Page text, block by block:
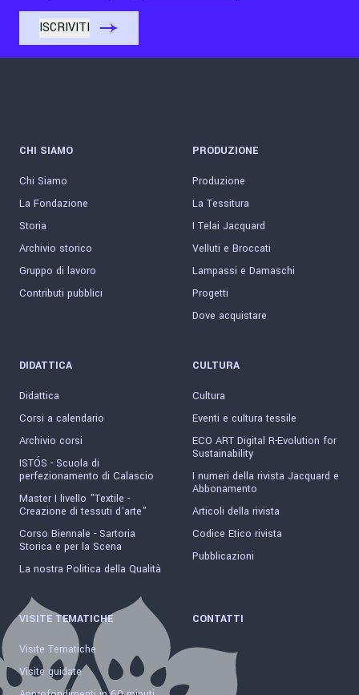
CHI SIAMO
Chi Siamo
La Fondazione
Storia
Archivio storico
Gruppo di lavoro
Contributi pubblici
PRODUZIONE
Produzione
La Tessitura
I Telai Jacquard
Velluti e Broccati
Lampassi e Damaschi
Progetti
Dove acquistare
DIDATTICA
Didattica
Corsi a calendario
Archivio corsi
ISTÓS - Scuola di
perfezionamento di Calascio
Master I livello "Textile -
Creazione di tessuti d'arte"
Corso Biennale - Sartoria
Storica e per la Scena
La nostra Politica della Qualità
CULTURA
Cultura
Eventi e cultura tessile
ECO ART Digital R-Evolution for
Sustainability
I numeri della rivista Jacquard e
Abbonamento
Articoli della rivista
Codice Etico rivista
Pubblicazioni
VISITE TEMATICHE
Visite Tematiche
Visite guidate
CONTATTI